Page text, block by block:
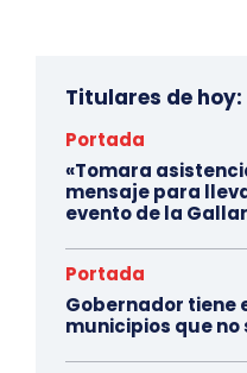
Titulares de hoy:
Portada
«Tomara
mensaje para
evento de la
Portada
Gobernador tiene
municipios que no